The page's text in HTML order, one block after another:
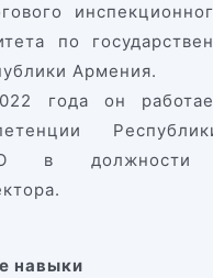
по
Армения.
года он
в должности
навыки